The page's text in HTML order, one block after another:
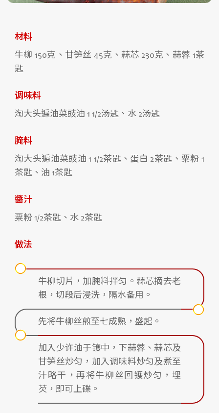
材料
牛柳 150克、甘笋丝 45克、蒜芯 230克、蒜蓉 1茶
匙
调味料
淘大头遍油菜豉油 1 1/2汤匙、水 2汤匙
腌料
淘大头遍油菜豉油 1 1/2茶匙、蛋白 2茶匙、粟粉 1
茶匙、油 1茶匙
醬汁
粟粉 1/2茶匙、水 2茶匙
做法
牛柳切片，加腌料拌匀。蒜芯摘去老
根，切段后浸洗，隔水备用。
先将牛柳丝煎至七成熟，盛起。
加入少许油于镬中，下蒜蓉、蒜芯及
甘笋丝炒匀，加入调味料炒匀及煮至
汁略干，再将牛柳丝回镬炒匀，埋
芡，即可上碟。